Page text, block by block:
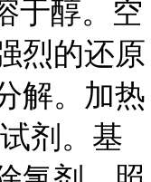
于醇。空
烈的还原
解。加热
剂。基